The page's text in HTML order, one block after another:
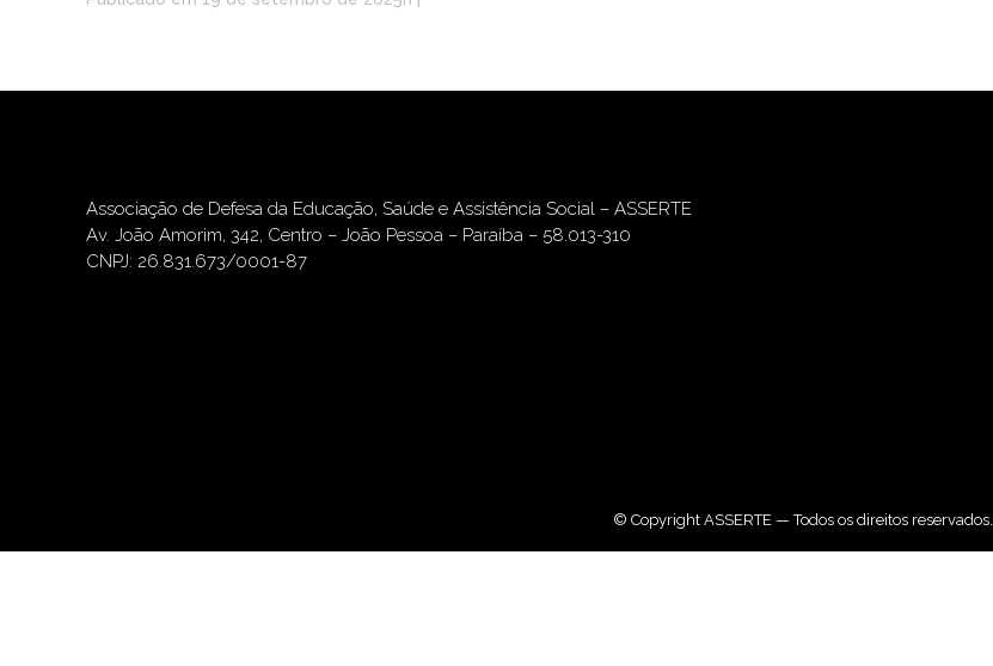
Associação de Defesa da Educação, Saúde e Assistência Social – ASSERTE
Av. João Amorim, 342, Centro – João Pessoa – Paraíba – 58.013-310
CNPJ: 26.831.673/0001-87
© Copyright ASSERTE — Todos os direitos reservados.